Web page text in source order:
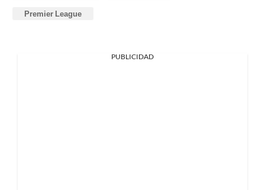
Premier League
PUBLICIDAD